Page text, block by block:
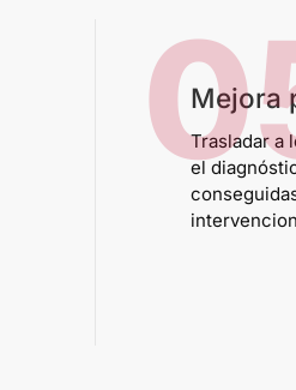
Mejora
Trasladar a
el